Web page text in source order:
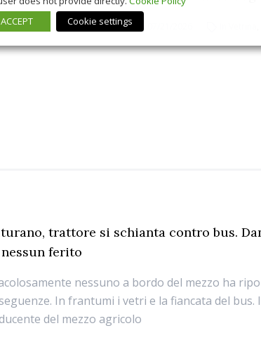
trattore si schianta contro bus.
ferito
nessuno a bordo del mezzo ha
In frantumi i vetri e la fiancata del bus.
del mezzo agricolo
ACCEPT
Cookie settings